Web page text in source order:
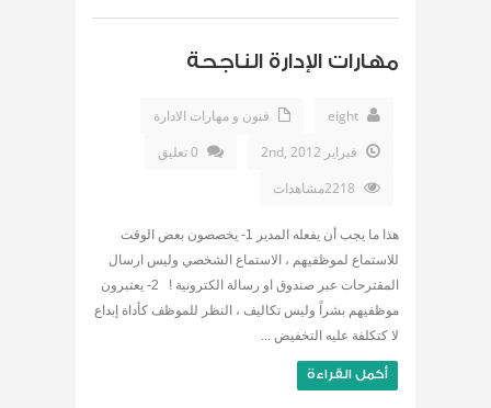
مهارات الإدارة الناجحة
eight
فنون و مهارات الادارة
فبراير 2nd, 2012
0 تعليق
هذا ما يجب أن يفعله المدير 1- يخصصون بعض الوقت
للاستماع لموظفيهم ، الاستماع الشخصي وليس ارسال
المقترحات عبر صندوق او رسالة الكترونية ! 2- يعتبرون
موظفيهم بشراً وليس تكاليف ، النظر للموظف كأداة إبداع
لا كتكلفة عليه التخفيض ...
أكمل القراءة